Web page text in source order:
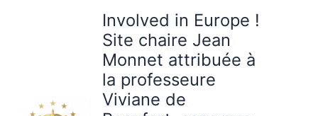
Involved in Europe !
Site chaire Jean
Monnet attribuée à
la professeure
Viviane de